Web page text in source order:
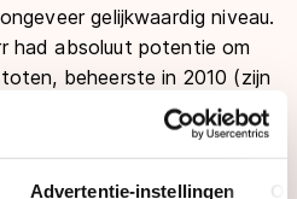
Advertentie-instellingen
gelijkwaardig niveau.
had absoluut potentie om
beheerste in 2010 (zijn
op zijn Ek-debuut) een
lange blessure heeft hem